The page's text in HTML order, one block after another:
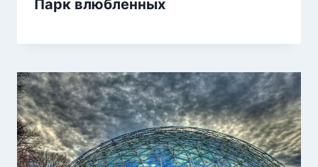
Парк влюбленных